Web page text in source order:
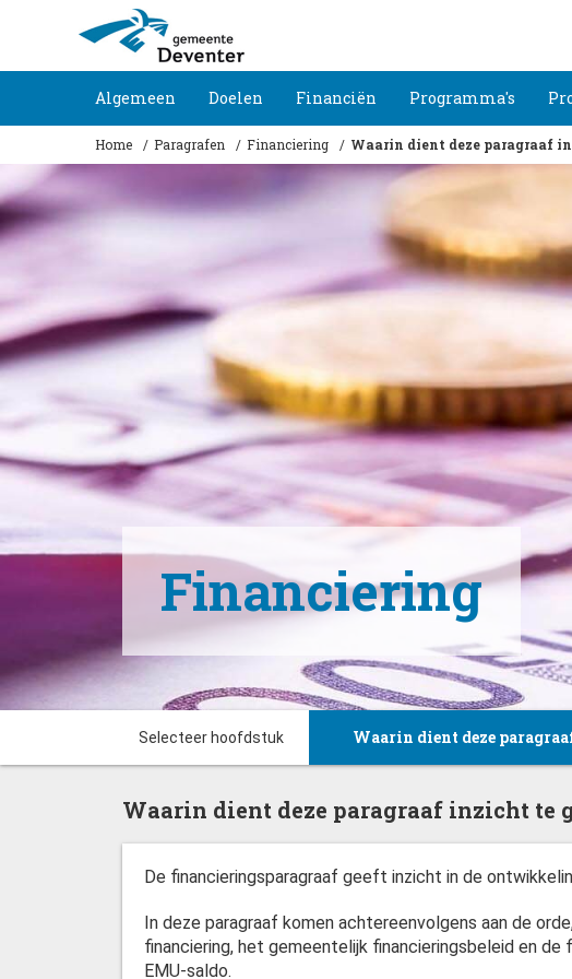
Algemeen Doelen Financiën Programma's
Home Paragrafen Financiering Waarin dient deze paragraaf
Financiering
Selecteer hoofdstuk Waarin dient deze paragraaf
Belangrijke conclusies uit
Wettelijk kader
Interne ontwikkelingen
Externe ontwikkelingen
Gemeentefinanciering
Risicobeheer
Waarin dient deze paragraaf inzicht te
De financieringsparagraaf geeft inzicht in de
In deze paragraaf komen achtereenvolgens aan de
financiering, het gemeentelijk financieringsbeleid en
EMU-saldo.